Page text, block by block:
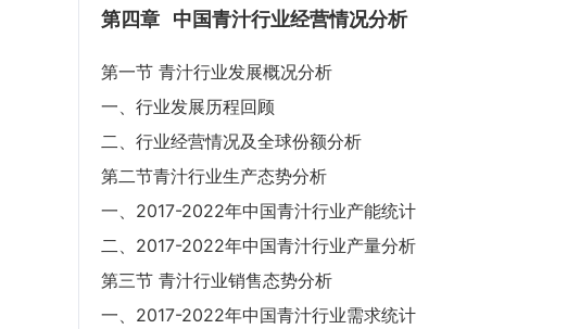
第四章 中国青汁行业经营情况分析
第一节 青汁行业发展概况分析
一、行业发展历程回顾
二、行业经营情况及全球份额分析
第二节青汁行业生产态势分析
一、2017-2022年中国青汁行业产能统计
二、2017-2022年中国青汁行业产量分析
第三节 青汁行业销售态势分析
一、2017-2022年中国青汁行业需求统计